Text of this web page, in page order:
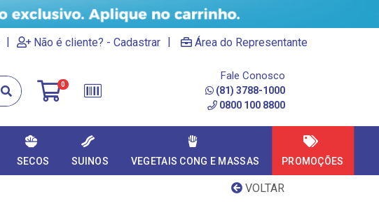
| Não é cliente? - Cadastrar | Área do Representante
0
Fale Conosco
(81) 3788-1000
0800 100 8800
SECOS SUINOS VEGETAIS CONG E MASSAS PROMOÇÕES
VOLTAR